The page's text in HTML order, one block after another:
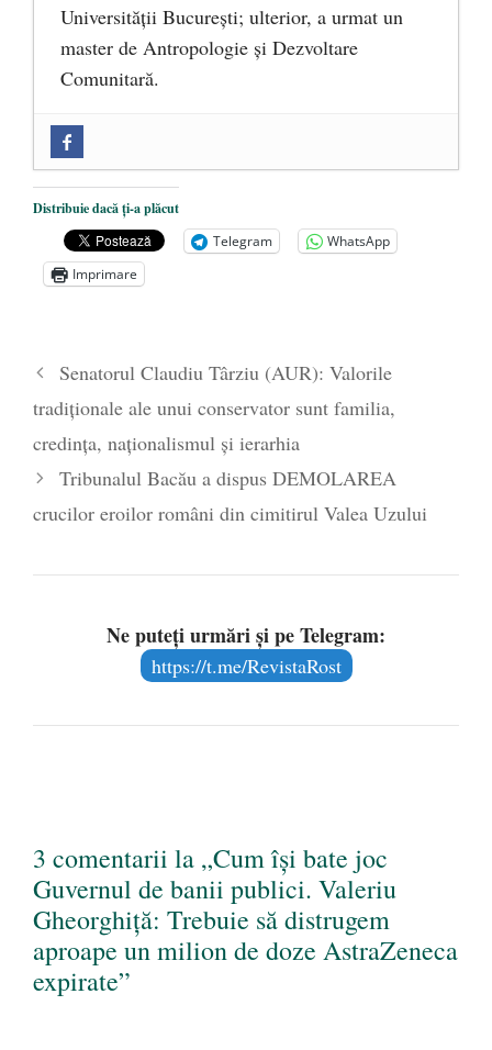
Universității București; ulterior, a urmat un
master de Antropologie și Dezvoltare
Comunitară.
Mănăstirea „Sfânta Ana” Rohia. Părintele
Nicolae Steinhardt, comemorat la 102 ani
de la naștere - 29 iulie 2024
„Carnea cultivată” în laborator, tot mai
Părintele mărturisitor Constantin
Distribuie dacă ți-a plăcut
Telegram
WhatsApp
Imprimare
Senatorul Claudiu Târziu (AUR): Valorile
tradiționale ale unui conservator sunt familia,
credința, naționalismul și ierarhia
Tribunalul Bacău a dispus DEMOLAREA
crucilor eroilor români din cimitirul Valea Uzului
Ne puteți urmări și pe Telegram:
https://t.me/RevistaRost
3 comentarii la „Cum își bate joc
Guvernul de banii publici. Valeriu
Gheorghiță: Trebuie să distrugem
aproape un milion de doze AstraZeneca
expirate”